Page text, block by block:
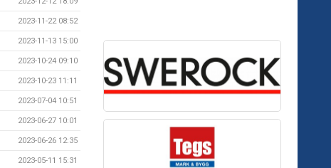
2023-11-22 08:52
2023-11-13 15:00
2023-10-24 09:10
2023-10-23 11:11
2023-07-04 10:51
2023-06-27 10:01
2023-06-26 12:35
2023-05-11 15:31